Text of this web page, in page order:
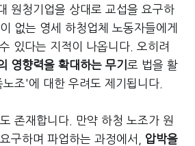
원청기업을 상대로 교섭을 요구하
없는 영세 하청업체 노동자들에게
있다는 지적이 나옵니다. 오히려
영향력을 확대하는 무기 로 법을 활
조'에 대한 우려도 제기됩니다.
존재합니다. 만약 하청 노조가 원
구하며 파업하는 과정에서, 압박을